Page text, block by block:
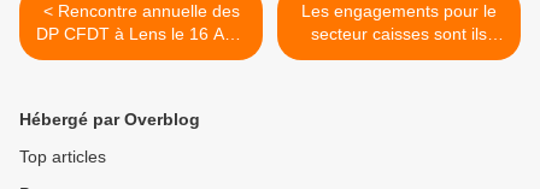
< Rencontre annuelle des
DP CFDT à Lens le 16 Avril
2015
Les engagements pour le
secteur caisses sont ils
appliqués en magasins !!! >
Hébergé par Overblog
Top articles